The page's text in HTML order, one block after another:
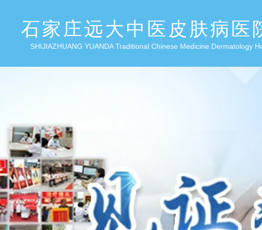
石家庄远大中医皮肤病医
SHIJIAZHUANG YUANDA Traditional Chinese Medicine Dermatology